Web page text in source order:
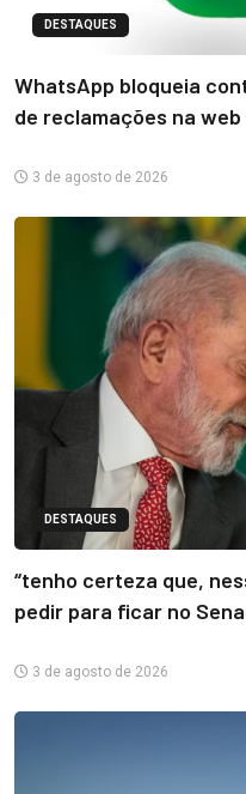
DESTAQUES
WhatsApp bloqueia
de reclamações na web
3 de agosto de 2026
DESTAQUES
“tenho certeza que,
pedir para ficar no
3 de agosto de 2026